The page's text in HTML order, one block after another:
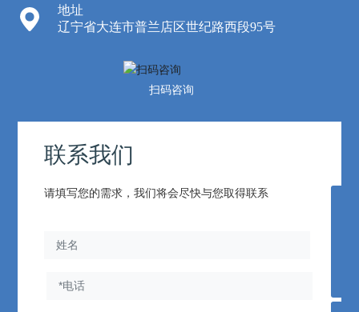
地址
辽宁省大连市普兰店区世纪路西段95号
扫码咨询
联系我们
请填写您的需求，我们将会尽快与您取得联系